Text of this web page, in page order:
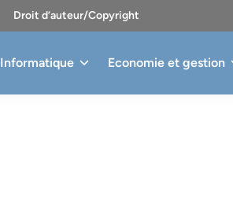
Droit d’auteur/Copyright
Informatique Economie et gestion